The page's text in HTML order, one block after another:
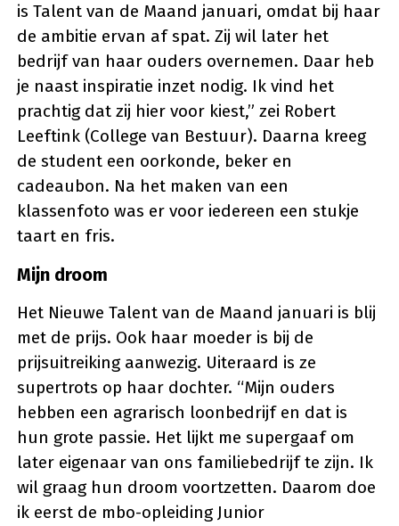
is Talent van de Maand januari, omdat bij haar
de ambitie ervan af spat. Zij wil later het
bedrijf van haar ouders overnemen. Daar heb
je naast inspiratie inzet nodig. Ik vind het
prachtig dat zij hier voor kiest,” zei Robert
Leeftink (College van Bestuur). Daarna kreeg
de student een oorkonde, beker en
cadeaubon. Na het maken van een
klassenfoto was er voor iedereen een stukje
taart en fris.
Mijn droom
Het Nieuwe Talent van de Maand januari is blij
met de prijs. Ook haar moeder is bij de
prijsuitreiking aanwezig. Uiteraard is ze
supertrots op haar dochter. “Mijn ouders
hebben een agrarisch loonbedrijf en dat is
hun grote passie. Het lijkt me supergaaf om
later eigenaar van ons familiebedrijf te zijn. Ik
wil graag hun droom voortzetten. Daarom doe
ik eerst de mbo-opleiding Junior